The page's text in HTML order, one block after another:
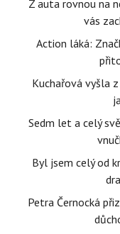
Z auta rovnou na
vás
Action láká:
Kuchařová vyšla
Sedm let a celý
Byl jsem celý od
Petra Černocká